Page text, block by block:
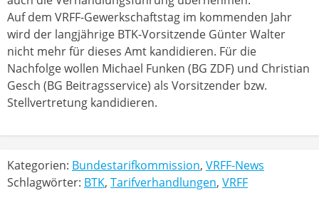
Auf dem VRFF-Gewerkschaftstag im kommenden Jahr
wird der langjährige BTK-Vorsitzende Günter Walter
nicht mehr für dieses Amt kandidieren. Für die
Nachfolge wollen Michael Funken (BG ZDF) und Christian
Gesch (BG Beitragsservice) als Vorsitzender bzw.
Stellvertretung kandidieren.
Kategorien: Bundestarifkommission, VRFF-News
Schlagwörter: BTK, Tarifverhandlungen, VRFF